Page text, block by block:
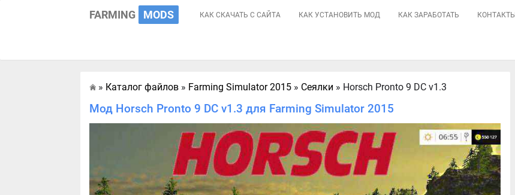
FARMING MODS КАК СКАЧАТЬ С САЙТА КАК УСТАНОВИТЬ МОД КАК ЗАРАБОТАТЬ КОНТАКТЫ
Главная
» Каталог файлов » Farming Simulator 2015 » Сеялки » Horsch Pronto 9 DC v1.3
Мод Horsch Pronto 9 DC v1.3 для Farming Simulator 2015